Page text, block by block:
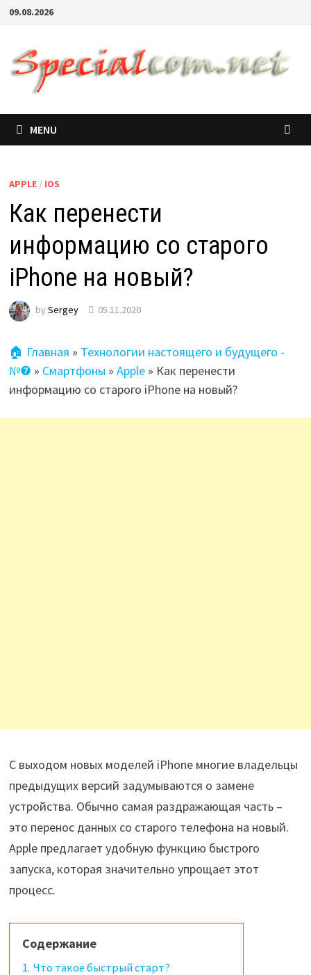
09.08.2026
MENU
APPLE/ IOS
Как перенести
информацию со старого
iPhone на новый?
by Sergey 05.11.2020
🏠 Главная » Технологии настоящего и будущего -
№❼ » Смартфоны » Apple» Как перенести
информацию со старого iPhone на новый?
С выходом новых моделей iPhone многие владельцы
предыдущих версий задумываются о замене
устройства. Обычно самая раздражающая часть –
это перенос данных со старого телефона на новый.
Apple предлагает удобную функцию быстрого
запуска, которая значительно упрощает этот
процесс.
Содержание
1. Что такое быстрый старт?